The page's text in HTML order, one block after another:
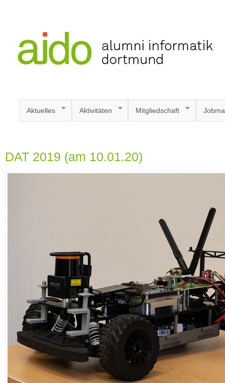
Aktuelles Aktivitäten Mitgliedschaft
DAT 2019 (am 10.01.20)